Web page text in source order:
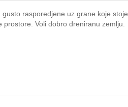
rasporedjene uz grane koje stoje
Voli dobro dreniranu zemlju.